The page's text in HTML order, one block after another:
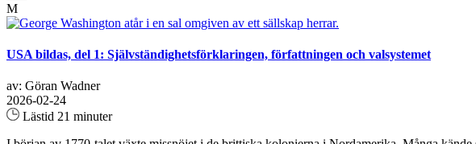
M
USA bildas, del 1: Självständighetsförklaringen, författningen och valsystemet
av: Göran Wadner
2026-02-24
Lästid 21 minuter